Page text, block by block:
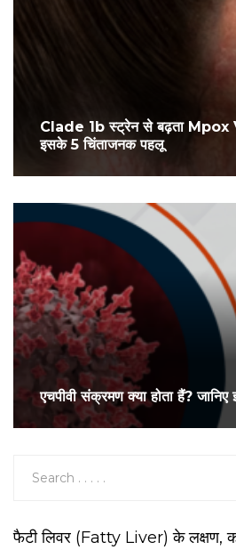
Clade 1b स्ट्रेन से बढ़ता Mpox
इसके 5 चिंताजनक पहलू
एचपीवी संक्रमण क्या होता हैं?
फैटी लिवर (Fatty Liver) के लक्षण,